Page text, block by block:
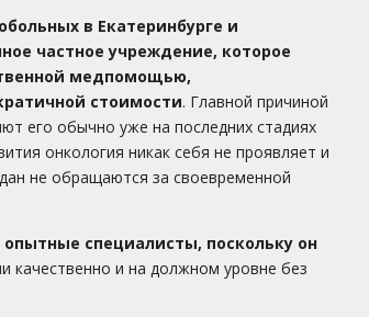
в Екатеринбурге и
частное учреждение, которое
медпомощью,
стоимости. Главной причиной
его обычно уже на последних стадиях
онкология никак себя не проявляет и
не обращаются за своевременной
специалисты, поскольку он
качественно и на должном уровне без